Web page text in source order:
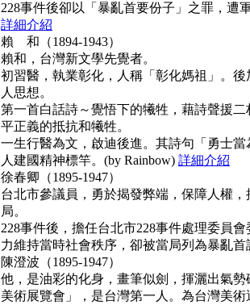
228事件後卻以「暴亂首要份子」之罪，遭
詳細介紹
賴 和（1894-1943）
賴和，台灣新文學先覺者。
初習醫，執業彰化，人稱「彰化媽祖」。
人思想。
第一首白話詩～覺悟下的犧牲，藉詩聲援
平正義的抵抗和犧牲。
一生行醫為文，啟迪後進。其詩句「勇士
人建國精神標竿。(by Rainbow) 詳細介紹
徐春卿（1895-1947）
台北市參議員，勇於揭發弊端，保障人權
局。
228事件後，擔任台北市228事件處理委員
力維持當時社會秩序，卻被當局列為暴亂首
陳澄波（1895-1947）
他，是油彩的化身，畫筆似劍，揮灑出氣
美術展覽會」，是台灣第一人。為台灣美